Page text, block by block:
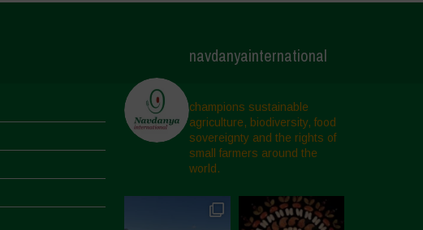
navdanyainternational
champions sustainable
agriculture, biodiversity, food
sovereignty and the rights of
small farmers around the
world.